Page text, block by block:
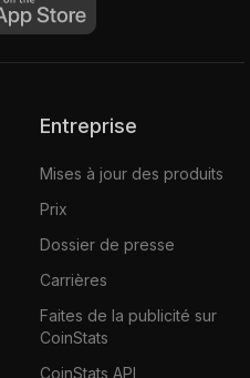
Entreprise
Mises à jour des produits
Prix
Dossier de presse
Carrières
Faites de la publicité sur
CoinStats
CoinStats API